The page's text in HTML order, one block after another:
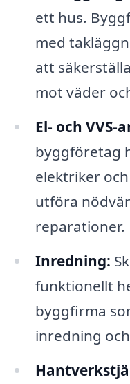
ett hus.
med
att
mot väder
El- och VVS-
byggföretag
elektriker
utföra
reparationer.
Inredning:
funktionellt
byggfirma
inredning